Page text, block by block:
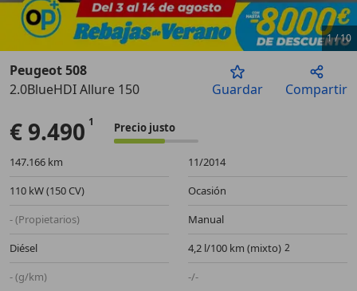
Anterior
1/10
Peugeot 508
2.0BlueHDI Allure 150
Guardar Compartir
€ 9.490 Precio justo
147.166 km
11/2014
110 kW (150 CV)
Ocasión
- (Propietarios)
Manual
Diésel
4,2 l/100 km (mixto)
- (g/km)
-/-